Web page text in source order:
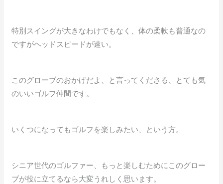
特別スイングが大きなわけでもなく、体の柔軟も普通なの
ですがヘッドスピードが速い。
このグローブのおかげだよ、と言ってくださる、とても気
のいいゴルフ仲間です。
いくつになってもゴルフを楽しみたい、という方。
シニア世代のゴルファー、もっと楽しむためにこのグロー
ブが役に立てるなら大変うれしく思います。